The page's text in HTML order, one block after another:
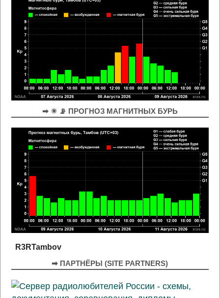
➡ ☀ 📡 ПРОГНОЗ МАГНИТНЫХ БУРЬ
R3RTambov
➡ ПАРТНЁРЫ (SITE PARTNERS)